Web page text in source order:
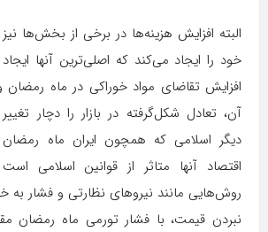
البته افزایش هزینه‌ها در برخی از بخش‌ها
خود را ایجاد می‌کند که اصلی‌ترین آنها
افزایش تقاضای مواد خوراکی در ماه رمضان
آن، تعادل‌ شکل‌گرفته در بازار را دچار
دیگر اسلامی که همچون ایران ماه رمضان
اقتصاد آنها متاثر از قوانین اسلامی
روش‌هایی مانند نیروهای نظارتی و فشار به
نبردن قیمت، با فشار تورمی ماه رمضان